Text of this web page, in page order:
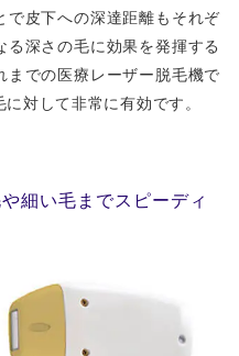
で皮下への深達距離もそれぞ
深さの毛に効果を発揮する
までの医療レーザー脱毛機で
対して非常に有効です。
細い毛までスピーディ